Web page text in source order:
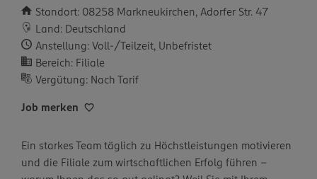
Standort: 08258 Markneukirchen, Adorfer Str. 47
Land: Deutschland
Anstellung: Voll-/Teilzeit, Unbefristet
Bereich: Filiale
Vergütung: Nach Tarif
Job merken
Ein starkes Team täglich zu Höchstleistungen motivieren
und die Filiale zum wirtschaftlichen Erfolg führen –